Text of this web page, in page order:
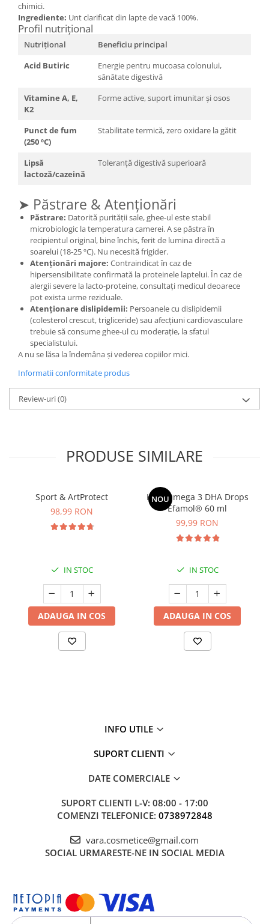
chimici.
Ingrediente: Unt clarificat din lapte de vacă 100%.
Profil nutrițional
Nutrițional
Beneficiu principal
Acid Butiric
Energie pentru mucoasa colonului,
sănătate digestivă
Vitamine A, E,
K2
Forme active, suport imunitar și osos
Punct de fum
(250 ºC)
Stabilitate termică, zero oxidare la gătit
Lipsă
lactoză/cazeină
Toleranță digestivă superioară
➤ Păstrare & Atenționări
Păstrare: Datorită purității sale, ghee-ul este stabil
microbiologic la temperatura camerei. A se păstra în
recipientul original, bine închis, ferit de lumina directă a
soarelui (18-25 ºC). Nu necesită frigider.
Atenționări majore: Contraindicat în caz de
hipersensibilitate confirmată la proteinele laptelui. În caz de
alergii severe la lacto-proteine, consultați medicul deoarece
pot exista urme reziduale.
Atenționare dislipidemii: Persoanele cu dislipidemii
(colesterol crescut, trigliceride) sau afecțiuni cardiovasculare
trebuie să consume ghee-ul cu moderație, la sfatul
specialistului.
A nu se lăsa la îndemâna și vederea copiilor mici.
Informatii conformitate produs
Review-uri(0)
PRODUSE SIMILARE
Sport & ArtProtect
98,99 RON
IN STOC
ADAUGA IN COS
NOU
Kids Omega 3 DHA Drops
Efamol® 60 ml
99,99 RON
IN STOC
ADAUGA IN COS
INFO UTILE
SUPORT CLIENTI
DATE COMERCIALE
SUPORT CLIENTI L-V: 08:00 - 17:00
COMENZI TELEFONICE: 0738972848
vara.cosmetice@gmail.com
SOCIAL URMARESTE-NE IN SOCIAL MEDIA